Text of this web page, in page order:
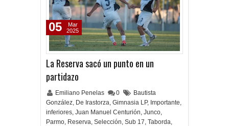
La Reserva sacó un punto en un
partidazo
Emiliano Penelas 0
Bautista
González, De Irastorza, Gimnasia LP, Importante,
inferiores, Juan Manuel Centurión, Junco,
Parmo, Reserva, Selección, Sub 17, Taborda,
05
Mar
2025